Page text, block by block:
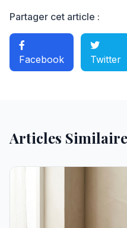
Partager cet article :
Facebook Twitter
Articles